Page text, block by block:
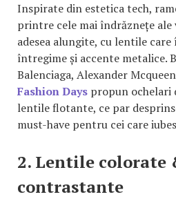
Inspirate din estetica tech,
printre cele mai îndrăznețe ale
adesea alungite, cu lentile
întregime și accente metalice.
Balenciaga, Alexander
Fashion Days propun ochelari
lentile flotante, ce par
must-have pentru cei care
2. Lentile colorate
contrastante